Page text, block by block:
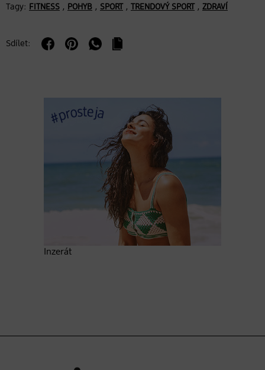
Tagy: FITNESS , POHYB , SPORT, TRENDOVÝ SPORT, ZDRAVÍ
Sdílet:
Inzerát